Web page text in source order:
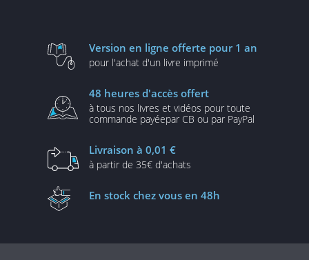
Version en ligne offerte pour 1 an
pour l'achat d'un livre imprimé
48 heures d'accès offert
à tous nos livres et vidéos pour toute
commande payéepar CB ou par PayPal
Livraison à 0,01 €
à partir de 35€ d'achats
En stock chez vous en 48h